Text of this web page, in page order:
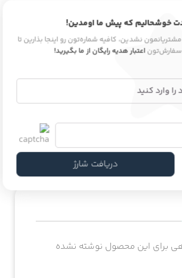
خانم ها,فصل سرد
برای این محصول نوشته نشده
خوشحالیم که پیش ما اومدین!
نشدین، کافیه شماره‌تون رو اینجا بذارین تا
سفارش‌تون اعتبار هدیه رایگان از ما بگیرید!
دریافت شارژ